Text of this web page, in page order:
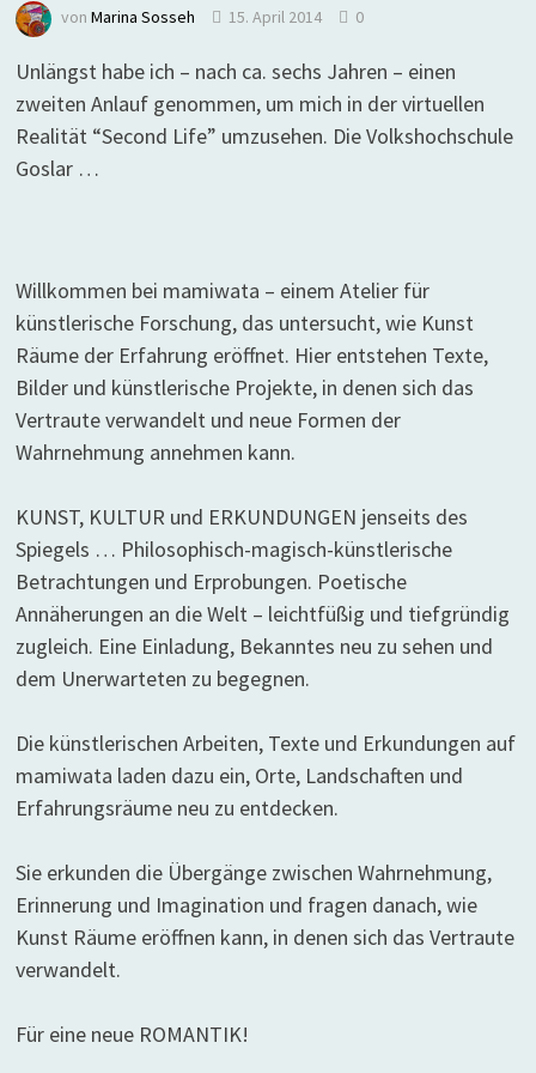
von Marina Sosseh 15. April 2014 0
Unlängst habe ich – nach ca. sechs Jahren – einen
zweiten Anlauf genommen, um mich in der virtuellen
Realität “Second Life” umzusehen. Die Volkshochschule
Goslar …
Willkommen bei mamiwata – einem Atelier für
künstlerische Forschung, das untersucht, wie Kunst
Räume der Erfahrung eröffnet. Hier entstehen Texte,
Bilder und künstlerische Projekte, in denen sich das
Vertraute verwandelt und neue Formen der
Wahrnehmung annehmen kann.
KUNST, KULTUR und ERKUNDUNGEN jenseits des
Spiegels … Philosophisch-magisch-künstlerische
Betrachtungen und Erprobungen. Poetische
Annäherungen an die Welt – leichtfüßig und tiefgründig
zugleich. Eine Einladung, Bekanntes neu zu sehen und
dem Unerwarteten zu begegnen.
Die künstlerischen Arbeiten, Texte und Erkundungen auf
mamiwata laden dazu ein, Orte, Landschaften und
Erfahrungsräume neu zu entdecken.
Sie erkunden die Übergänge zwischen Wahrnehmung,
Erinnerung und Imagination und fragen danach, wie
Kunst Räume eröffnen kann, in denen sich das Vertraute
verwandelt.
Für eine neue ROMANTIK!